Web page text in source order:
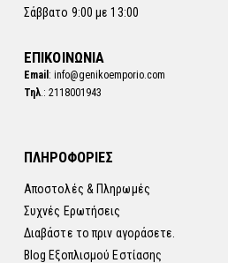
Σάββατο 9:00 με 13:00
ΕΠΙΚΟΙΝΩΝΙΑ
Email : info@genikoemporio.com
Τηλ.: 2118001943
ΠΛΗΡΟΦΟΡΙΕΣ
Αποστολές & Πληρωμές
Συχνές Ερωτήσεις
Διαβάστε το πριν αγοράσετε.
Blog Εξοπλισμού Εστίασης